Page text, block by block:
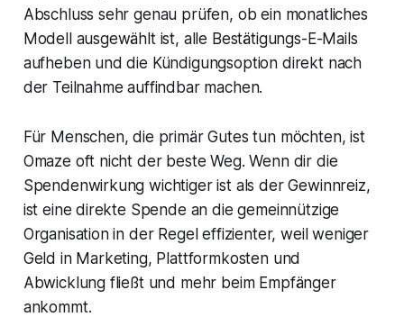
Abschluss sehr genau prüfen, ob ein monatliches
Modell ausgewählt ist, alle Bestätigungs-E-Mails
aufheben und die Kündigungsoption direkt nach
der Teilnahme auffindbar machen.
Für Menschen, die primär Gutes tun möchten, ist
Omaze oft nicht der beste Weg. Wenn dir die
Spendenwirkung wichtiger ist als der Gewinnreiz,
ist eine direkte Spende an die gemeinnützige
Organisation in der Regel effizienter, weil weniger
Geld in Marketing, Plattformkosten und
Abwicklung fließt und mehr beim Empfänger
ankommt.